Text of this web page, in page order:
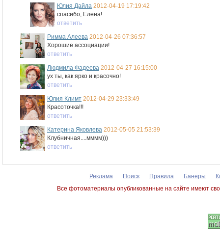
Юлия Дайла 2012-04-19 17:19:42
спасибо, Елена!
ответить
Римма Алеева 2012-04-26 07:36:57
Хорошие ассоциации!
ответить
Людмила Фадеева 2012-04-27 16:15:00
ух ты, как ярко и красочно!
ответить
Юлия Климт 2012-04-29 23:33:49
Красоточка!!!
ответить
Катерина Яковлева 2012-05-05 21:53:39
Клубничная....мммм)))
ответить
Реклама Поиск Правила Банеры
Все фотоматериалы опубликованные на сайте имеют